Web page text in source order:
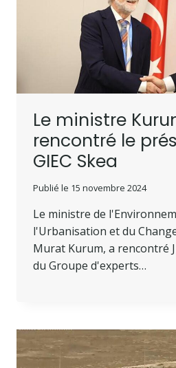
Le ministre
rencontré le
GIEC Skea
Publié le 15 novembre 2024
Le ministre de
l'Urbanisation et du
Murat Kurum, a rencontré
du Groupe d'experts…